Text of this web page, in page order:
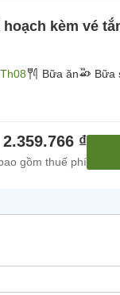
kèm vé
Bữa ăn Bữa
2.359.766 ₫
gồm thuế phí